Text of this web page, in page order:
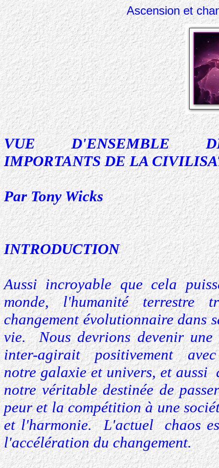
Ascension et
VUE D'ENSEMBLE
IMPORTANTS DE LA
Par Tony Wicks
INTRODUCTION
Aussi incroyable que cela
monde, l'humanité terrestre
changement évolutionnaire dans
vie. Nous devrions devenir
inter-agirait positivement
notre galaxie et univers, et aussi
notre véritable destinée de
peur et la compétition à une
et l'harmonie. L'actuel chaos
l'accélération du changement.